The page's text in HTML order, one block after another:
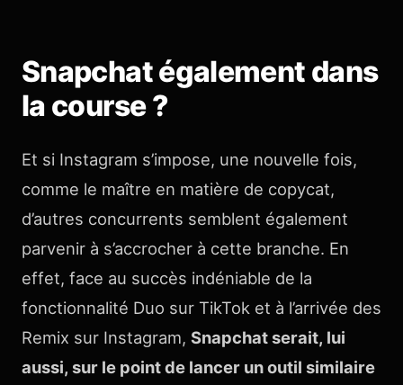
Snapchat également dans
la course ?
Et si Instagram s’impose, une nouvelle fois,
comme le maître en matière de copycat,
d’autres concurrents semblent également
parvenir à s’accrocher à cette branche. En
effet, face au succès indéniable de la
fonctionnalité Duo sur TikTok et à l’arrivée des
Remix sur Instagram, Snapchat serait, lui
aussi, sur le point de lancer un outil similaire